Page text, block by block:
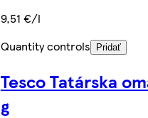
9,51 €/l
Quantity controls
Pridať
Tesco Tatárska
g